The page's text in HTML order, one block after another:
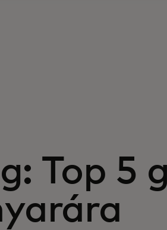
Top 5